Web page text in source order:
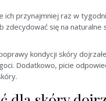
ich przynajmniej raz w
się na naturalne
kondycji skóry
Dodatkowo, picie